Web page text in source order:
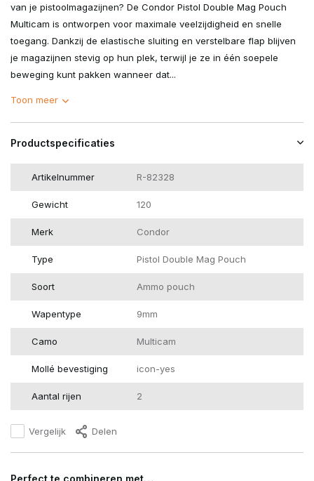
van je pistoolmagazijnen? De Condor Pistol Double Mag Pouch
Multicam is ontworpen voor maximale veelzijdigheid en snelle
toegang. Dankzij de elastische sluiting en verstelbare flap blijven
je magazijnen stevig op hun plek, terwijl je ze in één soepele
beweging kunt pakken wanneer dat...
Toon meer
Productspecificaties
Artikelnummer R-82328
Gewicht 120
Merk Condor
Type Pistol Double Mag Pouch
Soort Ammo pouch
Wapentype 9mm
Camo Multicam
Mollé bevestiging icon-yes
Aantal rijen 2
Vergelijk Delen